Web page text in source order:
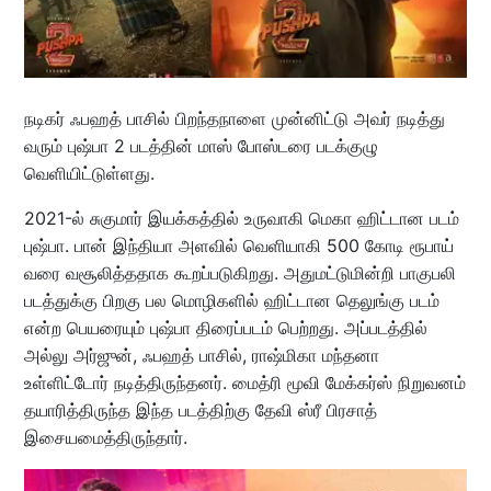
நடிகர் ஃபஹத் பாசில் பிறந்தநாளை முன்னிட்டு அவர் நடித்து
வரும் புஷ்பா 2 படத்தின் மாஸ் போஸ்டரை படக்குழு
வெளியிட்டுள்ளது.
2021-ல் சுகுமார் இயக்கத்தில் உருவாகி மெகா ஹிட்டான படம்
புஷ்பா. பான் இந்தியா அளவில் வெளியாகி 500 கோடி ரூபாய்
வரை வசூலித்ததாக கூறப்படுகிறது. அதுமட்டுமின்றி பாகுபலி
படத்துக்கு பிறகு பல மொழிகளில் ஹிட்டான தெலுங்கு படம்
என்ற பெயரையும் புஷ்பா திரைப்படம் பெற்றது. அப்படத்தில்
அல்லு அர்ஜுன், ஃபஹத் பாசில், ராஷ்மிகா மந்தனா
உள்ளிட்டோர் நடித்திருந்தனர். மைத்ரி மூவி மேக்கர்ஸ் நிறுவனம்
தயாரித்திருந்த இந்த படத்திற்கு தேவி ஸ்ரீ பிரசாத்
இசையமைத்திருந்தார்.